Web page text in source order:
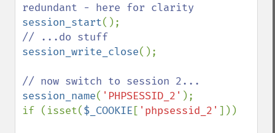
session_start
session_write_close();
session_name( 'PHPSESSID_2' );
if (isset($_COOKIE [ 'phpsessid_2' ]))